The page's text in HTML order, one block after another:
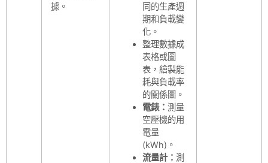
據。
同的生產週
期和負載變
化。
整理數據成
表格或圖
表，繪製能
耗與負載率
的關係圖。
電錶： 測量
空壓機的用
電量
(kWh)。
流量計： 測